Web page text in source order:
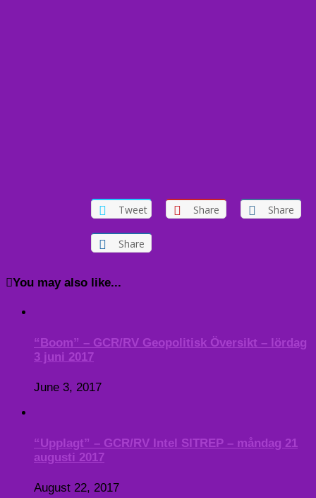
Tweet Share Share
Share
You may also like...
“Boom” – GCR/RV Geopolitisk Översikt – lördag
3 juni 2017
June 3, 2017
“Upplagt” – GCR/RV Intel SITREP – måndag 21
augusti 2017
August 22, 2017